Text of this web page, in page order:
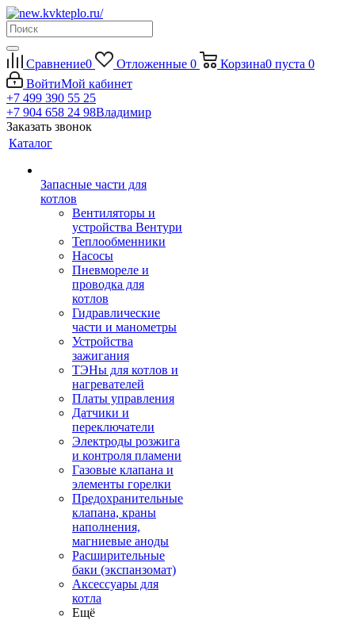
Сравнение0 Отложенные 0 Корзина0 пуста 0
ВойтиМой кабинет
+7 499 390 55 25
+7 904 658 24 98Владимир
Заказать звонок
Каталог
Запасные части для
котлов
Вентиляторы и
устройства Вентури
Теплообменники
Насосы
Пневмореле и
проводка для
котлов
Гидравлические
части и манометры
Устройства
зажигания
ТЭНы для котлов и
нагревателей
Платы управления
Датчики и
переключатели
Электроды розжига
и контроля пламени
Газовые клапана и
элементы горелки
Предохранительные
клапана, краны
наполнения,
магниевые аноды
Расширительные
баки (экспанзомат)
Аксессуары для
котла
Ещё